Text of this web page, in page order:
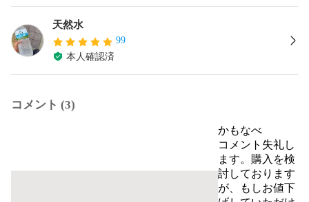
天然水
99
本人確認済
コメント (3)
かもなべ
コメント失礼し
ます。購入を検
討しております
が、もしお値下